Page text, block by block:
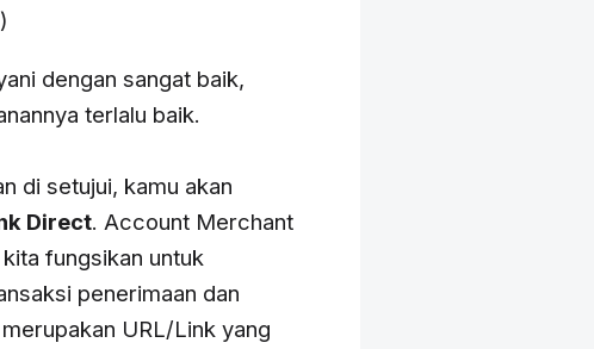
dengan sangat baik,
terlalu baik.
di setujui, kamu akan
Direct. Account Merchant
fungsikan untuk
penerimaan dan
URL/Link yang